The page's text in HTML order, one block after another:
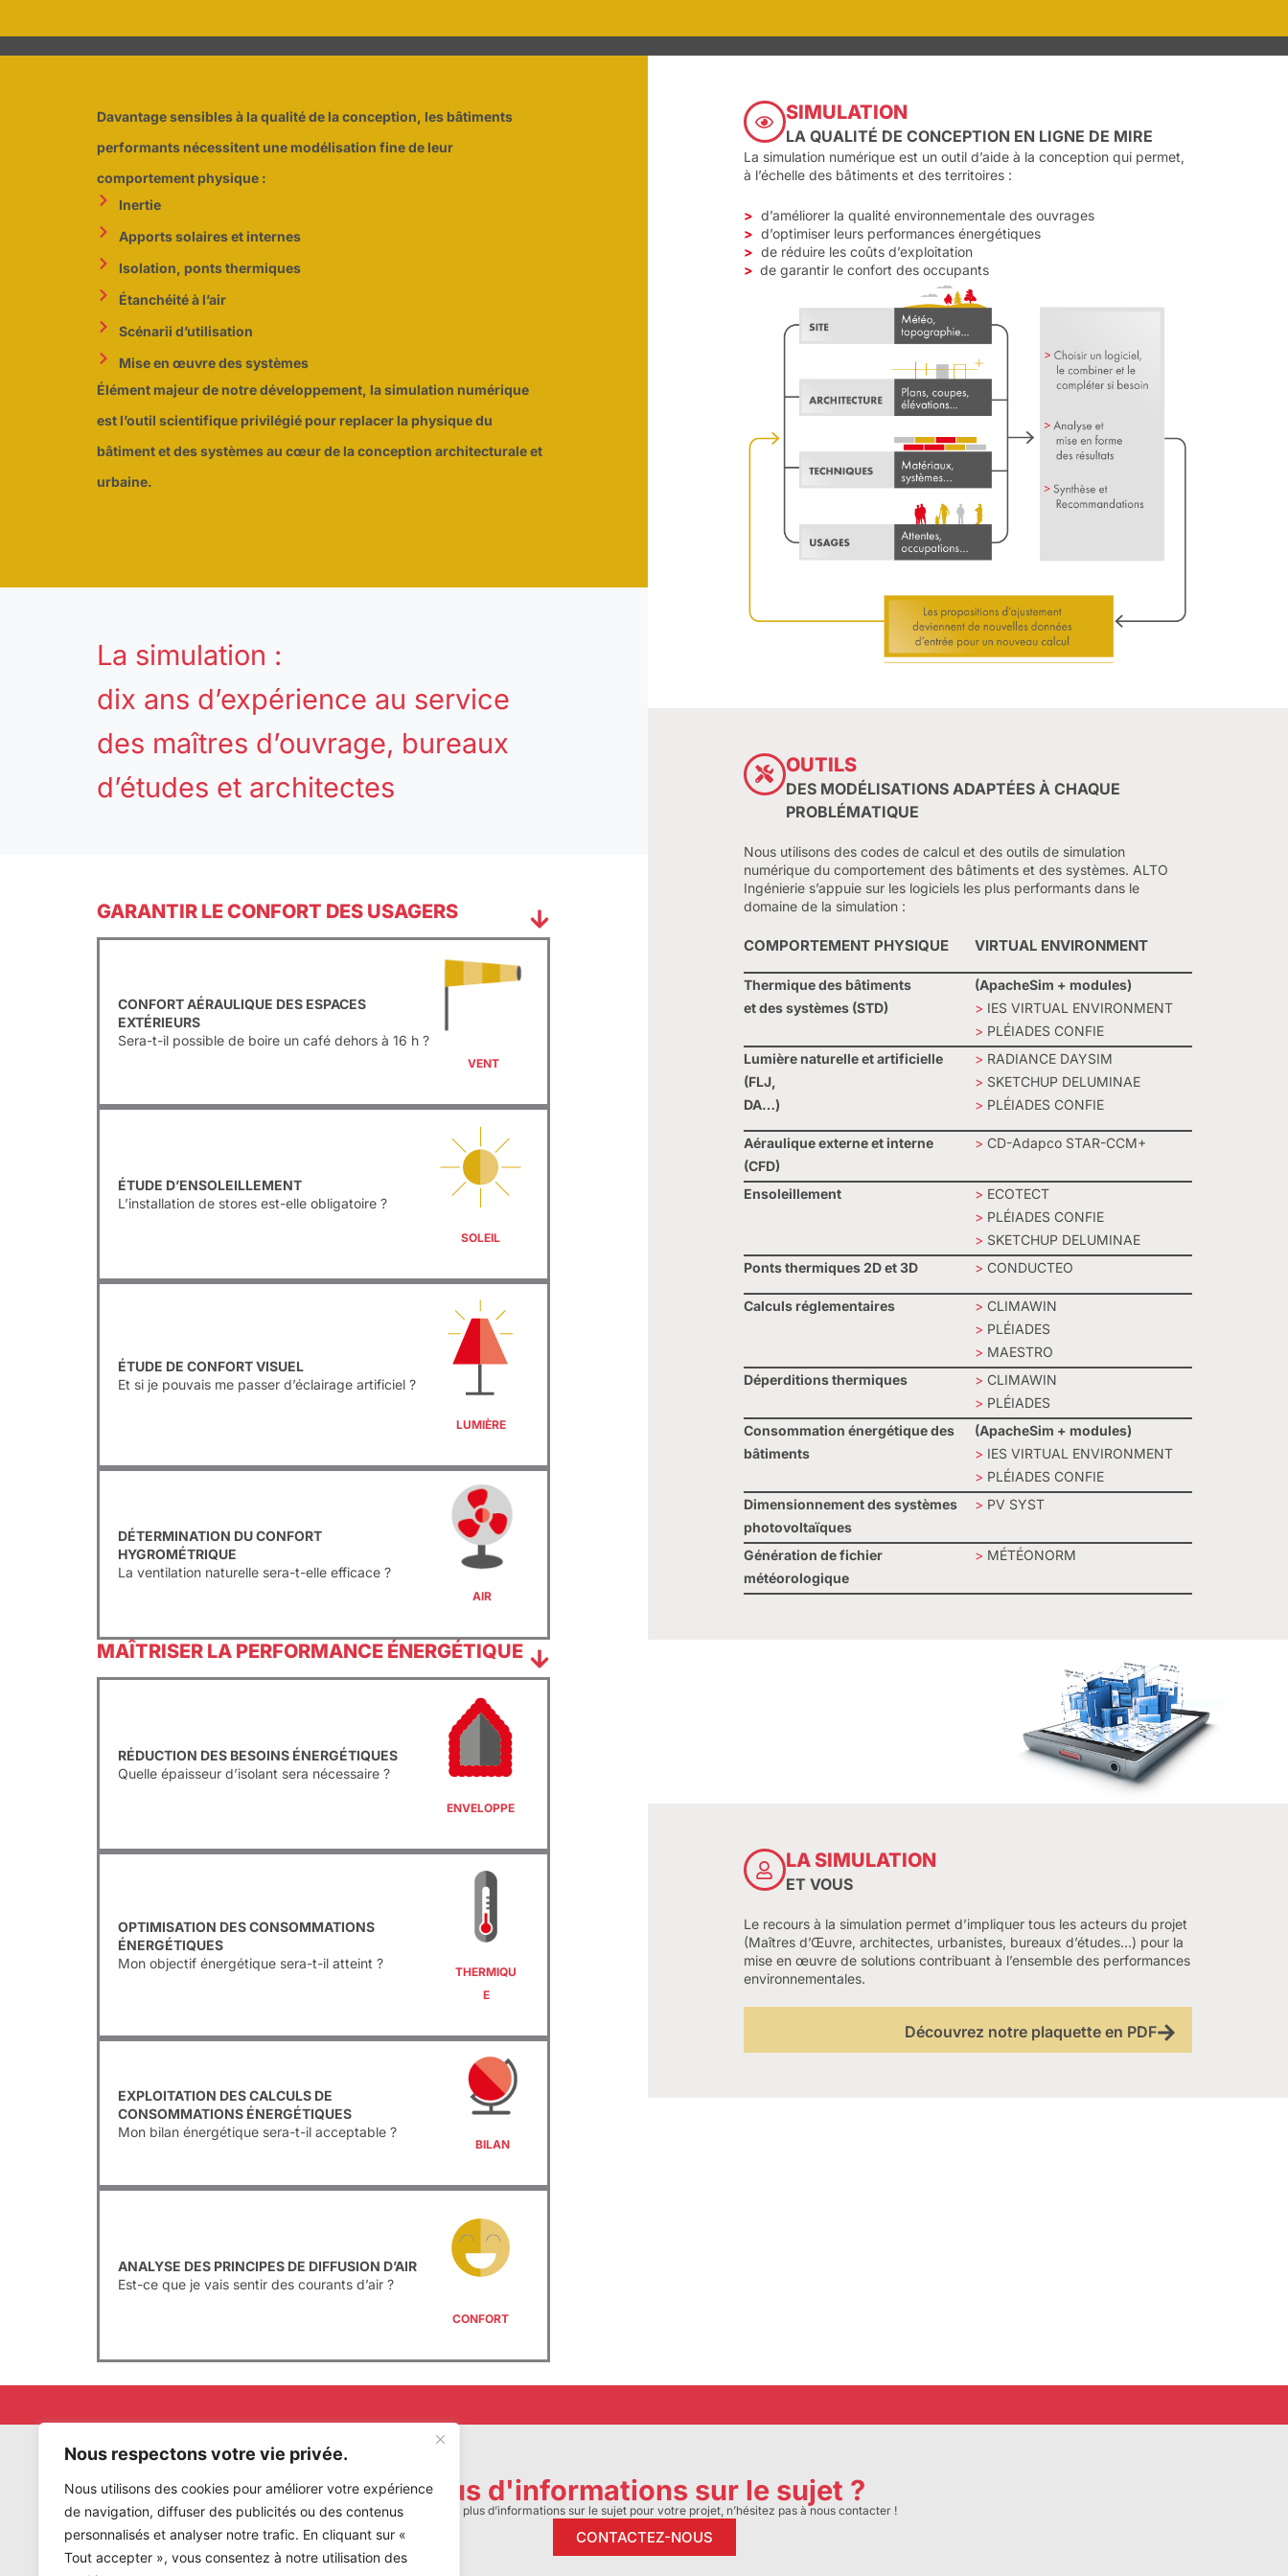
Nous respectons votre vie privée.
Nous utilisons des cookies pour améliorer votre expérience
de navigation, diffuser des publicités ou des contenus
personnalisés et analyser notre trafic. En cliquant sur «
Tout accepter », vous consentez à notre utilisation des
Davantage sensibles à la qualité de la conception, les bâtiments
performants nécessitent une modélisation fine de leur
comportement physique :
Inertie
Apports solaires et internes
Isolation, ponts thermiques
Étanchéité à l’air
Scénarii d’utilisation
Mise en œuvre des systèmes
Élément majeur de notre développement, la simulation numérique
est l’outil scientifique privilégié pour replacer la physique du
bâtiment et des systèmes au cœur de la conception architecturale et
urbaine.
La simulation :
dix ans d’expérience au service
des maîtres d’ouvrage, bureaux
d’études et architectes
GARANTIR LE CONFORT DES USAGERS
CONFORT AÉRAULIQUE DES ESPACES
EXTÉRIEURS
Sera-t-il possible de boire un café dehors à 16 h ?
VENT
ÉTUDE D’ENSOLEILLEMENT
L’installation de stores est-elle obligatoire ?
SOLEIL
ÉTUDE DE CONFORT VISUEL
Et si je pouvais me passer d’éclairage artificiel ?
LUMIÈRE
DÉTERMINATION DU CONFORT
HYGROMÉTRIQUE
La ventilation naturelle sera-t-elle efficace ?
AIR
MAÎTRISER LA PERFORMANCE ÉNERGÉTIQUE
RÉDUCTION DES BESOINS ÉNERGÉTIQUES
Quelle épaisseur d’isolant sera nécessaire ?
ENVELOPPE
OPTIMISATION DES CONSOMMATIONS
ÉNERGÉTIQUES
Mon objectif énergétique sera-t-il atteint ?
THERMIQU
E
EXPLOITATION DES CALCULS DE
CONSOMMATIONS ÉNERGÉTIQUES
Mon bilan énergétique sera-t-il acceptable ?
BILAN
ANALYSE DES PRINCIPES DE DIFFUSION D’AIR
Est-ce que je vais sentir des courants d’air ?
CONFORT
SIMULATION
LA QUALITÉ DE CONCEPTION EN LIGNE DE MIRE
La simulation numérique est un outil d’aide à la conception qui permet,
à l’échelle des bâtiments et des territoires :
> d’améliorer la qualité environnementale des ouvrages
> d’optimiser leurs performances énergétiques
> de réduire les coûts d’exploitation
> de garantir le confort des occupants
OUTILS
DES MODÉLISATIONS ADAPTÉES À CHAQUE
PROBLÉMATIQUE
Nous utilisons des codes de calcul et des outils de simulation
numérique du comportement des bâtiments et des systèmes. ALTO
Ingénierie s’appuie sur les logiciels les plus performants dans le
domaine de la simulation :
COMPORTEMENT PHYSIQUE VIRTUAL ENVIRONMENT
Thermique des bâtiments
et des systèmes (STD)
(ApacheSim + modules)
> IES VIRTUAL ENVIRONMENT
> PLÉIADES CONFIE
Lumière naturelle et artificielle
(FLJ,
DA…)
> RADIANCE DAYSIM
> SKETCHUP DELUMINAE
> PLÉIADES CONFIE
Aéraulique externe et interne
(CFD)
> CD-Adapco STAR-CCM+
Ensoleillement > ECOTECT
> PLÉIADES CONFIE
> SKETCHUP DELUMINAE
Ponts thermiques 2D et 3D
> CONDUCTEO
Calculs réglementaires > CLIMAWIN
> PLÉIADES
> MAESTRO
Déperditions thermiques > CLIMAWIN
> PLÉIADES
Consommation énergétique des
bâtiments
(ApacheSim + modules)
> IES VIRTUAL ENVIRONMENT
> PLÉIADES CONFIE
Dimensionnement des systèmes
photovoltaïques
> PV SYST
Génération defichier
météorologique
> MÉTÉONORM
LA SIMULATION
ET VOUS
Le recours à la simulation permet d’impliquer tous les acteurs du projet
(Maîtres d’Œuvre, architectes, urbanistes, bureaux d’études…) pour la
mise en œuvre de solutions contribuant à l’ensemble des performances
environnementales.
Découvrez notre plaquette en PDF
Plus d'informations sur le sujet ?
Vous désirez plus d’informations sur le sujet pour votre projet, n’hésitez pas à nous contacter !
CONTACTEZ-NOUS